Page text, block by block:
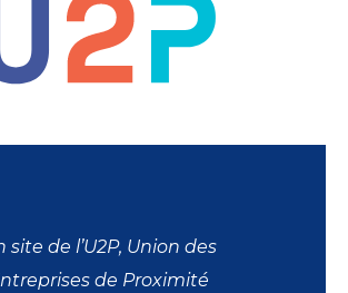
site de l’U2P, Union des
de Proximité